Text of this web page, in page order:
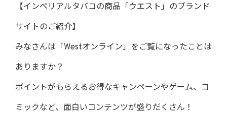
【インペリアルタバコの商品「ウエスト」のブランド
サイトのご紹介】
みなさんは「Westオンライン」をご覧になったことは
ありますか？
ポイントがもらえるお得なキャンペーンやゲーム、コ
ミックなど、面白いコンテンツが盛りだくさん！